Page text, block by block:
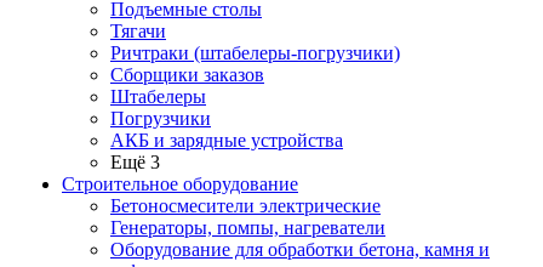
Подъемные столы
Тягачи
Ричтраки (штабелеры-погрузчики)
Сборщики заказов
Штабелеры
Погрузчики
АКБ и зарядные устройства
Ещё 3
Строительное оборудование
Бетоносмесители электрические
Генераторы, помпы, нагреватели
Оборудование для обработки бетона, камня и